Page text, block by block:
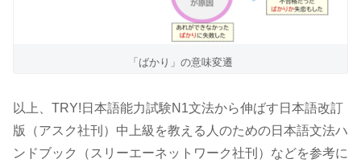
「ばかり」の意味変遷
以上、TRY!日本語能力試験N1文法から伸ばす日本語改訂
版（アスク社刊）中上級を教える人のための日本語文法ハ
ンドブック（スリーエーネットワーク社刊）などを参考に